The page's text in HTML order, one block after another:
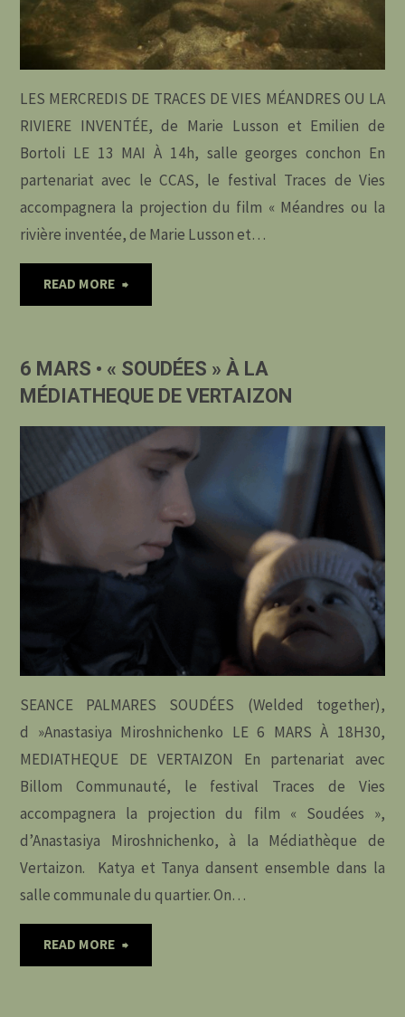
LES MERCREDIS DE TRACES DE VIES MÉANDRES OU LA
RIVIERE INVENTÉE, de Marie Lusson et Emilien de
Bortoli LE 13 MAI À 14h, salle georges conchon En
partenariat avec le CCAS, le festival Traces de Vies
accompagnera la projection du film « Méandres ou la
rivière inventée, de Marie Lusson et…
READ MORE "13
•
« MÉANDRES
OU
RIVIERE
INVENTÉE »
À
LA
SALLE
GEORGES
CONCHON"
6 MARS • « SOUDÉES » À LA
MÉDIATHEQUE DE VERTAIZON
SEANCE PALMARES SOUDÉES (Welded together),
d »Anastasiya Miroshnichenko LE 6 MARS À 18H30,
MEDIATHEQUE DE VERTAIZON En partenariat avec
Billom Communauté, le festival Traces de Vies
accompagnera la projection du film « Soudées »,
d’Anastasiya Miroshnichenko, à la Médiathèque de
Vertaizon. Katya et Tanya dansent ensemble dans la
salle communale du quartier. On…
READ MORE "6